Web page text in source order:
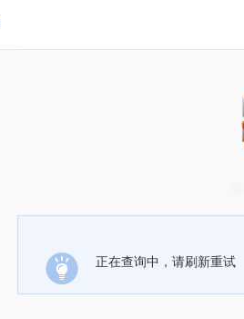
正在查询中，请刷新重试